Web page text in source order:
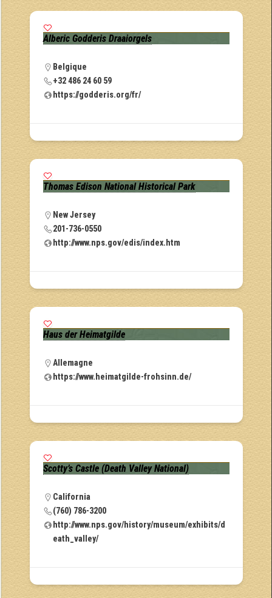
Alberic Godderis Draaiorgels
Belgique
+32 486 24 60 59
https://godderis.org/fr/
Thomas Edison National Historical Park
New Jersey
201-736-0550
http://www.nps.gov/edis/index.htm
Haus der Heimatgilde
Allemagne
https://www.heimatgilde-frohsinn.de/
Scotty’s Castle (Death Valley National)
California
(760) 786-3200
http://www.nps.gov/history/museum/exhibits/d
eath_valley/